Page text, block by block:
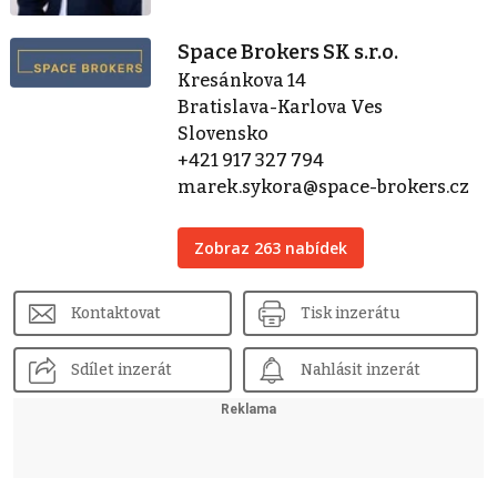
Space Brokers SK s.r.o.
Kresánkova 14
Bratislava-Karlova Ves
Slovensko
+421 917 327 794
marek.sykora@space-brokers.cz
Zobraz 263 nabídek
Kontaktovat Tisk inzerátu
Sdílet inzerát Nahlásit inzerát